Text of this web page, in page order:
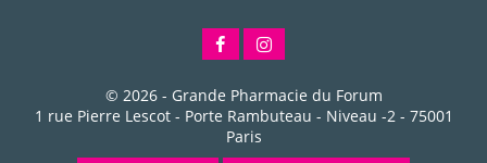
© 2026 - Grande Pharmacie du Forum
1 rue Pierre Lescot - Porte Rambuteau - Niveau -2- 75001
Paris